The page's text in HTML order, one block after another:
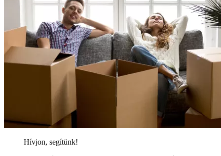
Hívjon, segítünk!